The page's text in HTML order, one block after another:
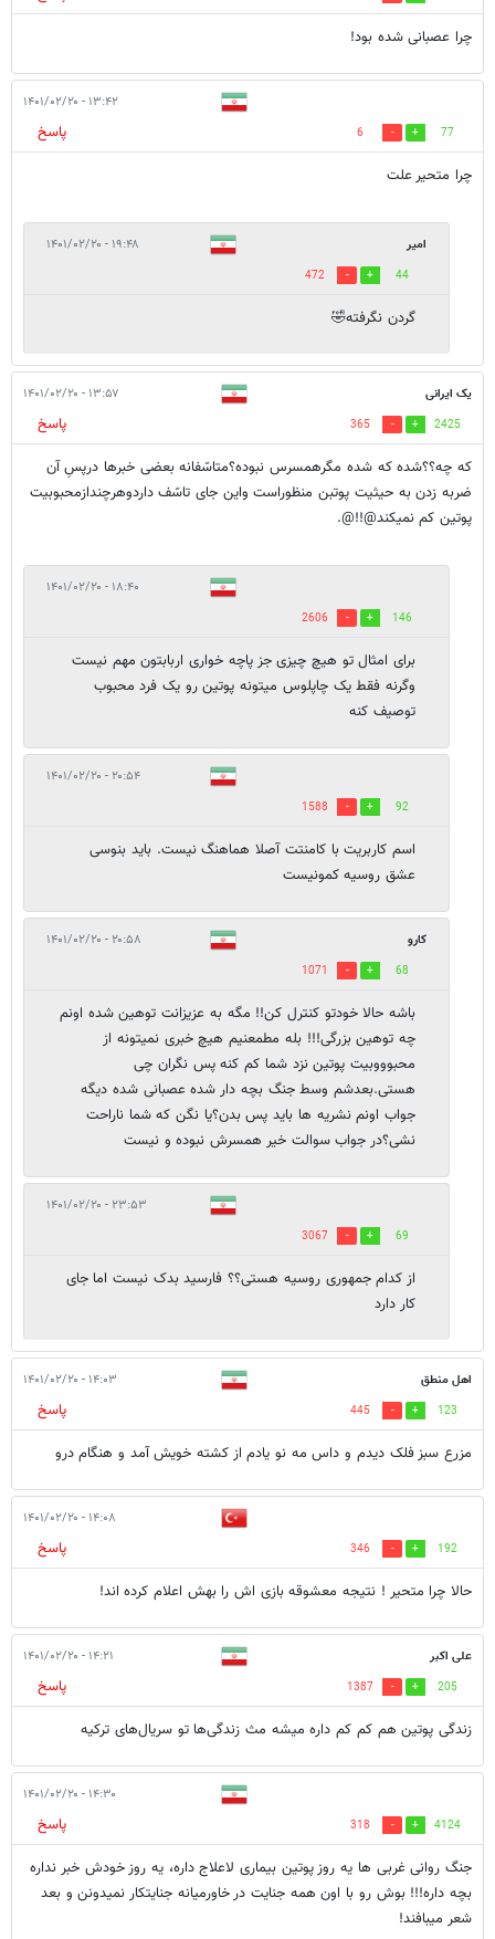
چرا عصبانی شده بود!
۱۳:۴۲ - ۱۴۰۱/۰۲/۲۰
77
6
پاسخ
چرا متحیر علت
امیر ۱۹:۴۸ - ۱۴۰۱/۰۲/۲۰
44
472
گردن نگرفته🤣
یک ایرانی ۱۳:۵۷ - ۱۴۰۱/۰۲/۲۰
2425
365
پاسخ
که چه؟؟شده که شده مگرهمسرس نبوده؟متاسّفانه بعضی خبرها درپسِ آن
ضربه زدن به حیثیت پوتبن منظوراست واین جای تاسّف داردوهرچندازمحبوبیت
پوتین کم نمیکند@!!@.
۱۸:۴۰ - ۱۴۰۱/۰۲/۲۰
146
2606
برای امثال تو هیچ چیزی جز پاچه خواری اربابتون مهم نیست
وگرنه فقط یک چاپلوس میتونه پوتین رو یک فرد محبوب
توصیف کنه
۲۰:۵۴ - ۱۴۰۱/۰۲/۲۰
92
1588
اسم کاربریت با کامنتت آصلا هماهنگ نیست. باید بنوسی
عشق روسیه کمونیست
کارو ۲۰:۵۸ - ۱۴۰۱/۰۲/۲۰
68
1071
باشه حالا خودتو کنترل کن!! مگه به عزیزانت توهین شده اونم
چه توهین بزرگی!!! بله مطمعنیم هیچ خبری نمیتونه از
محبوووبیت پوتین نزد شما کم کنه پس نگران چی
هستی.بعدشم وسط جنگ بچه دار شده عصبانی شده دیگه
جواب اونم نشریه ها باید پس بدن؟یا نگن که شما ناراحت
نشی؟در جواب سوالت خیر همسرش نبوده و نیست
۲۳:۵۳ - ۱۴۰۱/۰۲/۲۰
69
3067
از کدام جمهوری روسیه هستی؟؟ فارسید بدک نیست اما جای
کار دارد
اهل منطق ۱۴:۰۳ - ۱۴۰۱/۰۲/۲۰
123
445
پاسخ
مزرع سبز فلک دیدم و داس مه نو یادم از کشته خویش آمد و هنگام درو
۱۴:۰۸ - ۱۴۰۱/۰۲/۲۰
192
346
پاسخ
حالا چرا متحیر ! نتیجه معشوقه بازی اش را بهش اعلام کرده اند!
علی اکبر ۱۴:۲۱ - ۱۴۰۱/۰۲/۲۰
205
1387
پاسخ
زندگی پوتین هم کم کم داره میشه مث زندگی‌ها تو سریال‌های ترکیه
۱۴:۳۰ - ۱۴۰۱/۰۲/۲۰
4124
318
پاسخ
جنگ روانی غربی ها یه روز پوتین بیماری لاعلاج داره، یه روز خودش خبر نداره
بچه داره!!! بوش رو با اون همه جنایت در خاورمیانه جنایتکار نمیدونن و بعد
شعر میبافند!